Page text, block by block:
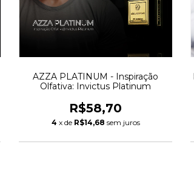
AZZA PLATINUM - Inspiração
Olfativa: Invictus Platinum
R$58,70
4 x de R$14,68 sem juros